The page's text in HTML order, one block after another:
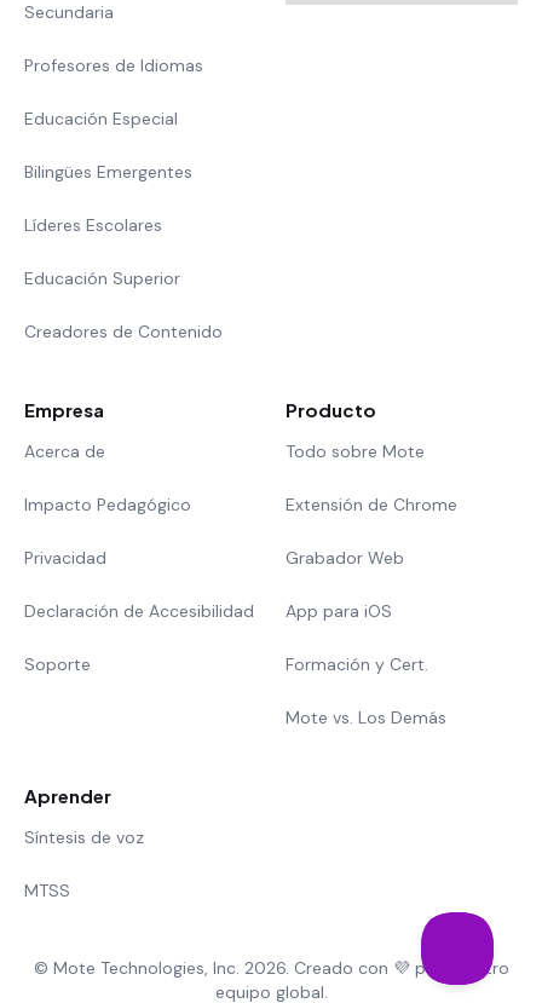
Secundaria
Profesores de Idiomas
Educación Especial
Bilingües Emergentes
Líderes Escolares
Educación Superior
Creadores de Contenido
Empresa
Acerca de
Impacto Pedagógico
Privacidad
Declaración de Accesibilidad
Soporte
Producto
Todo sobre Mote
Extensión de Chrome
Grabador Web
App para iOS
Formación y Cert.
Mote vs. Los Demás
Aprender
Síntesis de voz
MTSS
© Mote Technologies, Inc. 2026. Creado con 💜 por nuestro
equipo global.